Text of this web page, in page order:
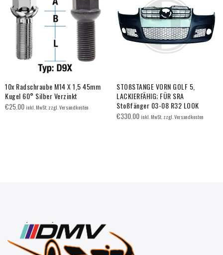
10x Radschraube M14 X 1,5 45mm
Kugel 60° Silber Verzinkt
€25.00inkl. MwSt. zzgl. Versandkosten
STOßSTANGE VORN GOLF 5,
LACKIERFÄHIG; FÜR SRA
Stoßfänger 03-08 R32 LOOK
€330.00inkl. MwSt. zzgl. Versandkosten